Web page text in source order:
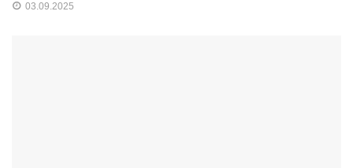
03.09.2025